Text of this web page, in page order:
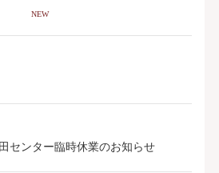
NEW
センター臨時休業のお知らせ